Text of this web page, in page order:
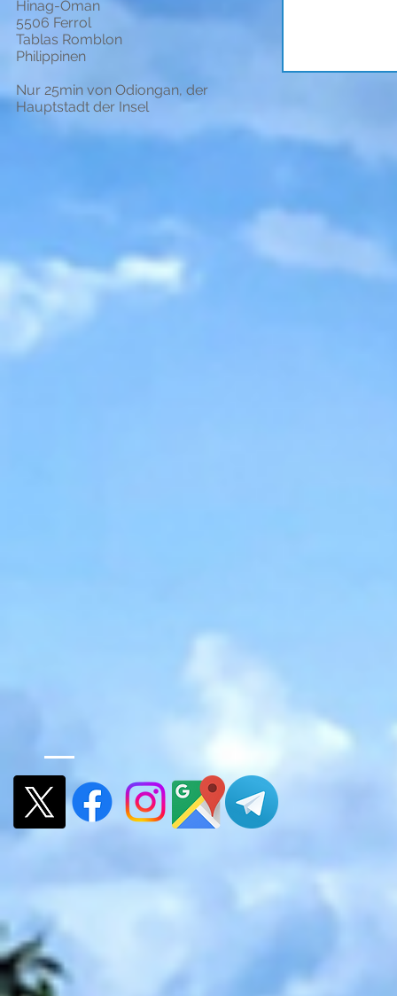
Hinag-Oman
5506 Ferrol
Tablas Romblon
Philippinen
Nur 25min von Odiongan, der
Hauptstadt der Insel